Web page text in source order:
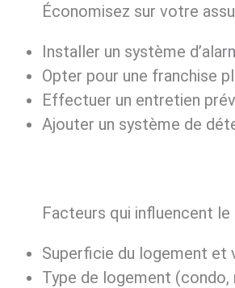
Économisez sur votre
Installer un système
Opter pour une franchise
Effectuer un entretien
Ajouter un système de
Facteurs qui influencent
Superficie du logement et
Type de logement (condo,